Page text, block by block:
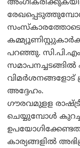
പറഞ്ഞു.
വിമര്‍ശനങ്ങളോട്
അദ്ദേഹം.
ഗൗരവമുളള
ചെയ്യുമ്പോള്‍
കാര്യങ്ങളില്‍